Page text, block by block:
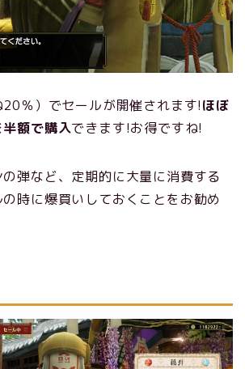
％）でセールが開催されます!ほぼ
額で購入できます!お得ですね!
弾など、定期的に大量に消費する
時に爆買いしておくことをお勧め